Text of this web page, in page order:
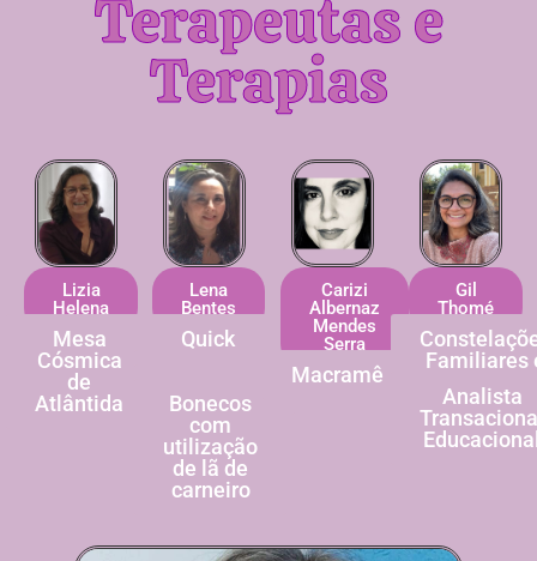
Terapeutas e
Terapias
Lizia
Helena
Mesa
Cósmica
de
Atlântida
Lena
Bentes
Quick
Cromoterapia
Bonecos
com
utilização
de lã de
carneiro
Carizi
Albernaz
Mendes
Serra
Macramê
Gil
Thomé
Familiares
Analista